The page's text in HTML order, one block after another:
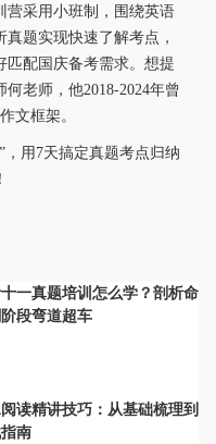
营采用小班制，围绕英语
题实现快速了解考点，
匹配国庆备考需求。想提
老师，他2018-2024年曾
文框架。
用7天搞定真题考点归纳
一真题培训怎么学？剖析命
段弯道超车
读精讲技巧：从基础梳理到
南